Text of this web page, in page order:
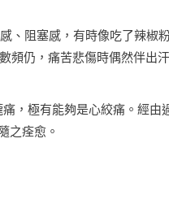
阻塞感，有時像吃了辣椒
頻仍，痛苦悲傷時偶然伴出汗
痛，極有能夠是心絞痛。經由
之痊愈。